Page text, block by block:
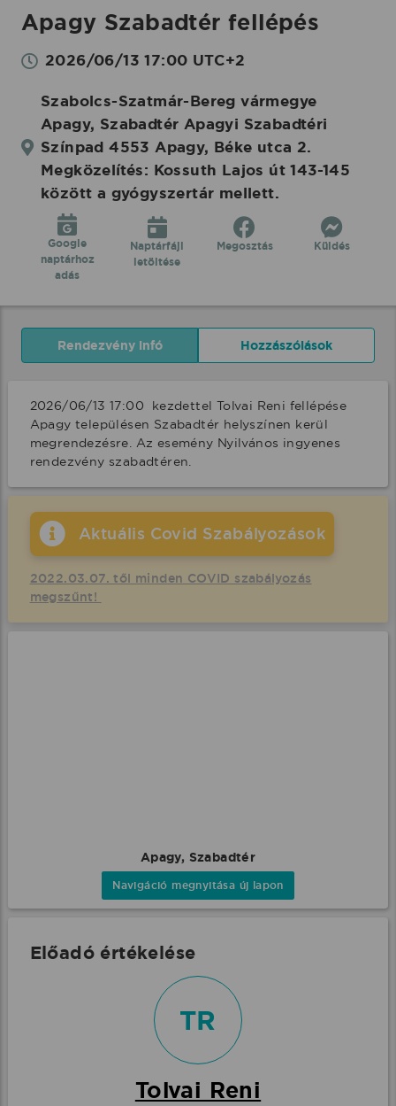
Apagy Szabadtér fellépés
2026/06/13 17:00 UTC+2
Szabolcs-Szatmár-Bereg vármegye
Apagy, Szabadtér Apagyi Szabadtéri
Színpad 4553 Apagy, Béke utca 2.
Megközelítés: Kossuth Lajos út 143-145
között a gyógyszertár mellett.
Google
naptárhoz
adás
Naptárfájl
letöltése
Megosztás Küldés
Rendezvény infó Hozzászólások
2026/06/13 17:00  kezdettel Tolvai Reni fellépése
Apagy településen Szabadtér helyszínen kerül
megrendezésre. Az esemény Nyilvános ingyenes
rendezvény szabadtéren.
Aktuális Covid Szabályozások
2022.03.07. től minden COVID szabályozás
megszűnt!
Apagy, Szabadtér
Navigáció megnyitása új lapon
Előadó értékelése
TR
Tolvai Reni